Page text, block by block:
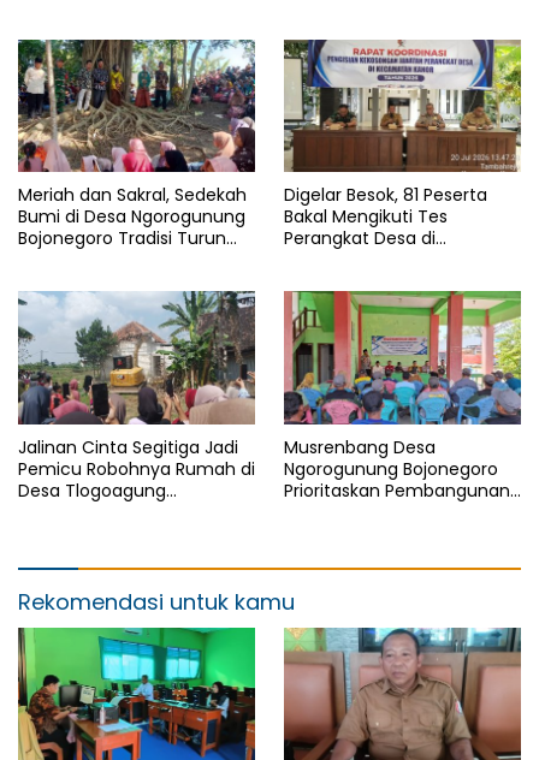
Meriah dan Sakral, Sedekah
Bumi di Desa Ngorogunung
Bojonegoro Tradisi Turun
Digelar Besok, 81 Peserta
Bakal Mengikuti Tes
Perangkat Desa di
Jalinan Cinta Segitiga Jadi
Pemicu Robohnya Rumah di
Desa Tlogoagung
Musrenbang Desa
Ngorogunung Bojonegoro
Prioritaskan Pembangunan
Rekomendasi untuk kamu